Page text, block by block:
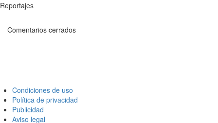
Reportajes
Comentarios cerrados
Condiciones de uso
Política de privacidad
Publicidad
Aviso legal